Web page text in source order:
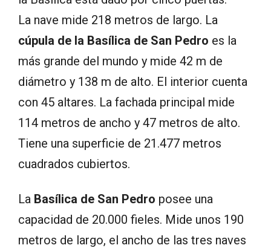
La nave mide 218 metros de largo. La
cúpula de la Basílica de San Pedro es la
más grande del mundo y mide 42 m de
diámetro y 138 m de alto. El interior cuenta
con 45 altares. La fachada principal mide
114 metros de ancho y 47 metros de alto.
Tiene una superficie de 21.477 metros
cuadrados cubiertos.
La Basílica de San Pedro posee una
capacidad de 20.000 fieles. Mide unos 190
metros de largo, el ancho de las tres naves